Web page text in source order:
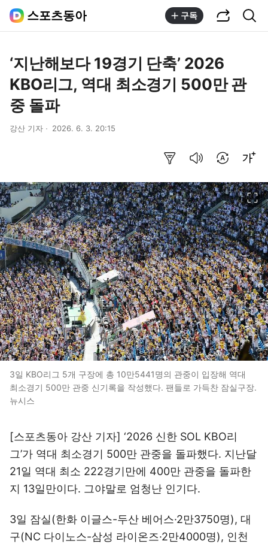
스포츠동아 구독
‘지난해보다 19경기 단축’ 2026
KBO리그, 역대 최소경기 500만 관
중 돌파
강산 기자 2026. 6. 3. 20:15
3일 KBO리그 5개 구장에 총 10만5441명의 관중이 입장해 역대
최소경기 500만 관중 신기록을 작성했다. 팬들로 가득찬 잠실구장.
뉴시스
[스포츠동아 강산 기자] ‘2026 신한 SOL KBO리
그’가 역대 최소경기 500만 관중을 돌파했다. 지난달
21일 역대 최소 222경기만에 400만 관중을 돌파한
지 13일만이다. 그야말로 엄청난 인기다.
3일 잠실(한화 이글스-두산 베어스·2만3750명), 대
구(NC 다이노스-삼성 라이온즈·2만4000명), 인천